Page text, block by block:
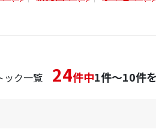
ック一覧 24件中1件～10件